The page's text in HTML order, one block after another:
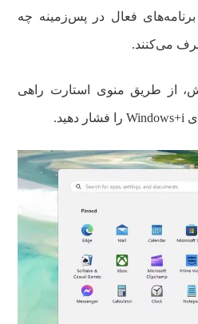
برنامه‌های فعال در پس‌زمینه چه
می‌کنند.
از طریق منوی استارت راهی